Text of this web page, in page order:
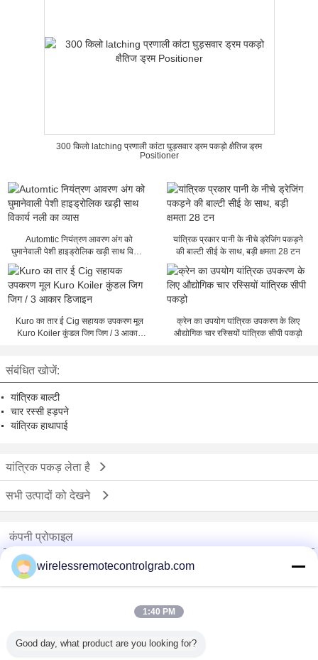
300 किलो latching प्रणाली कांटा घुड़सवार ड्रम पकड़ो क्षैतिज ड्रम
Positioner
Automtic नियंत्रण आवरण अंग को
घुमानेवाली पेशी हाइड्रोलिक खड़ी साथ विकार्य
नली का व्यास
यांत्रिक प्रकार पानी के नीचे ड्रेजिंग पकड़ने
की बाल्टी सीई के साथ, बड़ी क्षमता 28 टन
Kuro का तार ई Cig सहायक उपकरण मूल
Kuro Koiler कुंडल जिग जिग / 3 आकार
क्रेन का उपयोग यांत्रिक उपकरण के लिए
औद्योगिक चार रस्सियों यांत्रिक सीपी पकड़ो
संबंधित खोजें:
यांत्रिक बाल्टी
चार रस्सी हड़पने
यांत्रिक हाथापाई
यांत्रिक पकड़ लेता है
सभी उत्पादों को देखने
कंपनी प्रोफाइल
China Remote Control Grab Online Market
सत्यापित आपूर्तिकर्ताओं
Verified Suplier
wirelessremotecontrolgrab.com
1:40 PM
Good day, what product are you looking for?